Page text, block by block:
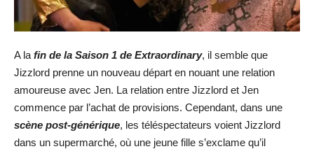
A la fin de la Saison 1 de Extraordinary, il semble que
Jizzlord prenne un nouveau départ en nouant une relation
amoureuse avec Jen. La relation entre Jizzlord et Jen
commence par l’achat de provisions. Cependant, dans une
scène post-générique, les téléspectateurs voient Jizzlord
dans un supermarché, où une jeune fille s’exclame qu’il